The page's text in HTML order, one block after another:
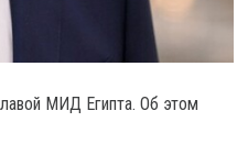
МИД Египта. Об этом